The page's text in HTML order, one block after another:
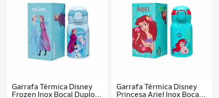
Garrafa Térmica Disney
Frozen Inox Bocal Duplo
Garrafa Térmica Disney
Princesa Ariel Inox Bocal